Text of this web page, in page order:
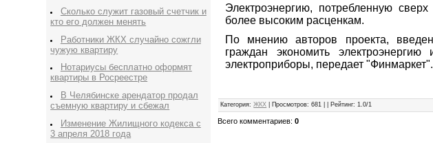
Сколько служит газовый счетчик и
кто его должен менять
Работники ЖКХ случайно сожгли
чужую квартиру
Нотариусы бесплатно оформят
квартиры в Росреестре
В Челябинске арендатор продал
съемную квартиру и сбежал
Изменение Жилищного кодекса с
3 апреля 2018 года
Электроэнергию, потребленную
более высоким расценкам.
По мнению авторов проекта,
граждан экономить
электроприборы, передает "Финмаркет".
Категория:ЖКХ Просмотров: 681 | | Рейтинг:1.0/1
Всего комментариев:0